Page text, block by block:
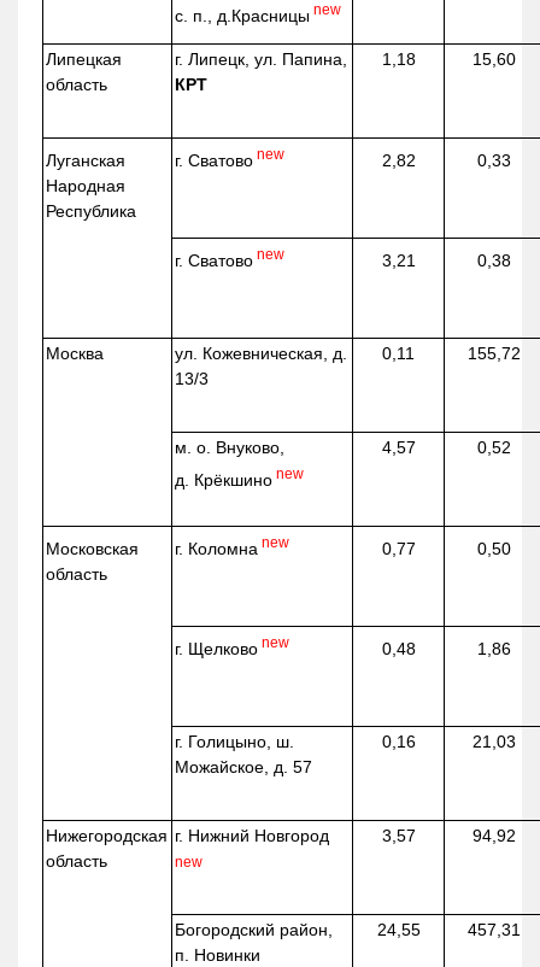
с. п., д.Красницы new
Липецкая
область
г. Липецк, ул. Папина,
КРТ
1,18 15,60
Луганская
Народная
Республика
г. Сватово new 2,82 0,33
г. Сватово new 3,21 0,38
Москва ул. Кожевническая, д.
13/3
0,11 155,72
м. о. Внуково,
д. Крёкшино new
4,57 0,52
Московская
область
г. Коломна new 0,77 0,50
г. Щелково new 0,48 1,86
г. Голицыно, ш.
Можайское, д. 57
0,16 21,03
Нижегородская
область
г. Нижний Новгород
new
3,57 94,92
Богородский район,
п. Новинки
24,55 457,31